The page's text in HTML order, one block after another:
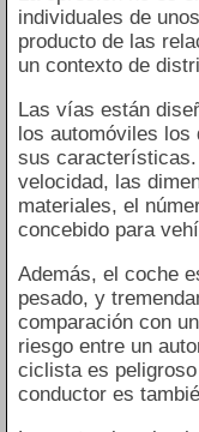
individuales de
producto de las
un contexto de
Las vías están
los automóviles los
sus
velocidad, las
materiales, el
concebido para
Además, el coche
pesado, y
comparación con
riesgo entre un
ciclista es
conductor es